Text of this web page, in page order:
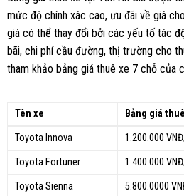
mức độ chính xác cao, ưu đãi về giá
giá có thể thay đổi bởi các yếu tố tác
bãi, chi phí cầu đường, thị trường cho
tham khảo bảng giá thuê xe 7 chỗ của
Tên xe
Bảng giá
Toyota Innova
1.200.000
Toyota Fortuner
1.400.000
Toyota Sienna
5.800.0000